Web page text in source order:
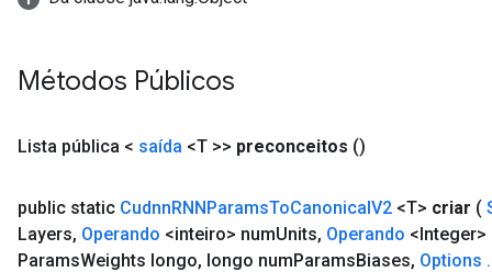
Métodos Públicos
Lista pública < saída <T >> preconceitos ()
public static CudnnRNNParamsToCanonicalV2 <T> criar (
Layers, Operando <inteiro> numUnits, Operando <Integer>
ParamsWeights longo, longo numParamsBiases, Options .